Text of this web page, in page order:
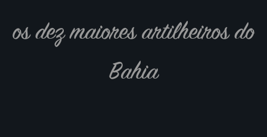
os dez maiores artilheiros do
Bahia